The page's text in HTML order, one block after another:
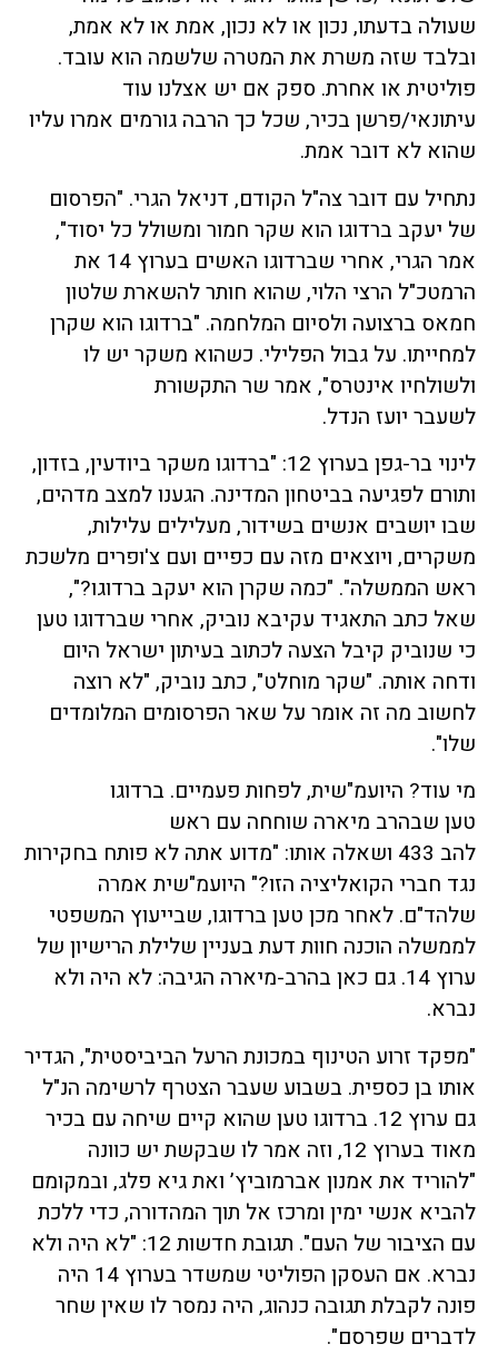
שעולה בדעתו, נכון או לא נכון, אמת או לא אמת,
ובלבד שזה משרת את המטרה שלשמה הוא עובד.
פוליטית או אחרת. ספק אם יש אצלנו עוד
עיתונאי/פרשן בכיר, שכל כך הרבה גורמים אמרו עליו
שהוא לא דובר אמת.
נתחיל עם דובר צה"ל הקודם, דניאל הגרי. "הפרסום
של יעקב ברדוגו הוא שקר חמור ומשולל כל יסוד",
אמר הגרי, אחרי שברדוגו האשים בערוץ 14 את
הרמטכ"ל הרצי הלוי, שהוא חותר להשארת שלטון
חמאס ברצועה ולסיום המלחמה. "ברדוגו הוא שקרן
למחייתו. על גבול הפלילי. כשהוא משקר יש לו
ולשולחיו אינטרס", אמר שר התקשורת
לשעבר יועז הנדל.
לינוי בר-גפן בערוץ 12: "ברדוגו משקר ביודעין, בזדון,
ותורם לפגיעה בביטחון המדינה. הגענו למצב מדהים,
שבו יושבים אנשים בשידור, מעלילים עלילות,
משקרים, ויוצאים מזה עם כפיים ועם צ'ופרים מלשכת
ראש הממשלה". "כמה שקרן הוא יעקב ברדוגו?",
שאל כתב התאגיד עקיבא נוביק, אחרי שברדוגו טען
כי שנוביק קיבל הצעה לכתוב בעיתון ישראל היום
ודחה אותה. "שקר מוחלט", כתב נוביק, "לא רוצה
לחשוב מה זה אומר על שאר הפרסומים המלומדים
שלו".
מי עוד? היועמ"שית, לפחות פעמיים. ברדוגו
טען שבהרב מיארה שוחחה עם ראש
להב 433 ושאלה אותו: "מדוע אתה לא פותח בחקירות
נגד חברי הקואליציה הזו?" היועמ"שית אמרה
שלהד"ם. לאחר מכן טען ברדוגו, שבייעוץ המשפטי
לממשלה הוכנה חוות דעת בעניין שלילת הרישיון של
ערוץ 14. גם כאן בהרב-מיארה הגיבה: לא היה ולא
נברא.
"מפקד זרוע הטינוף במכונת הרעל הביביסטית", הגדיר
אותו בן כספית. בשבוע שעבר הצטרף לרשימה הנ"ל
גם ערוץ 12. ברדוגו טען שהוא קיים שיחה עם בכיר
מאוד בערוץ 12, וזה אמר לו שבקשת יש כוונה
"להוריד את אמנון אברמוביץ’ ואת גיא פלג, ובמקומם
להביא אנשי ימין ומרכז אל תוך המהדורה, כדי ללכת
עם הציבור של העם". תגובת חדשות 12: "לא היה ולא
נברא. אם העסקן הפוליטי שמשדר בערוץ 14 היה
פונה לקבלת תגובה כנהוג, היה נמסר לו שאין שחר
לדברים שפרסם".